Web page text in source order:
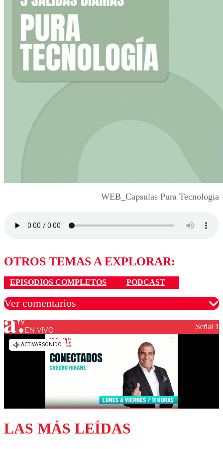
WEB_Capsulas Pura Tecnologia
OTROS TEMAS A EXPLORAR:
EPISODIOS COMPLETOS PODCAST
Ver comentarios
Los comentarios son moderados para garantizar un
diálogo respetuoso.
EN VIVO Señal 1
LAS MÁS LEÍDAS